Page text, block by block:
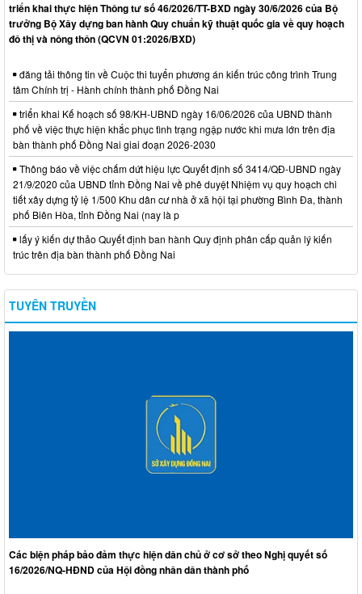
triển khai thực hiện Thông tư số 46/2026/TT-BXD ngày 30/6/2026 của Bộ
trưởng Bộ Xây dựng ban hành Quy chuẩn kỹ thuật quốc gia về quy hoạch
đô thị và nông thôn (QCVN 01:2026/BXD)
đăng tải thông tin về Cuộc thi tuyển phương án kiến trúc công trình Trung
tâm Chính trị - Hành chính thành phố Đồng Nai
triển khai Kế hoạch số 98/KH-UBND ngày 16/06/2026 của UBND thành
phố về việc thực hiện khắc phục tình trạng ngập nước khi mưa lớn trên địa
bàn thành phố Đồng Nai giai đoạn 2026-2030
Thông báo về việc chấm dứt hiệu lực Quyết định số 3414/QĐ-UBND ngày
21/9/2020 của UBND tỉnh Đồng Nai về phê duyệt Nhiệm vụ quy hoạch chi
tiết xây dựng tỷ lệ 1/500 Khu dân cư nhà ở xã hội tại phường Bình Đa, thành
phố Biên Hòa, tỉnh Đồng Nai (nay là p
lấy ý kiến dự thảo Quyết định ban hành Quy định phân cấp quản lý kiến
trúc trên địa bàn thành phố Đồng Nai
TUYÊN TRUYỀN
Các biện pháp bảo đảm thực hiện dân chủ ở cơ sở theo Nghị quyết số
16/2026/NQ-HĐND của Hội đồng nhân dân thành phố